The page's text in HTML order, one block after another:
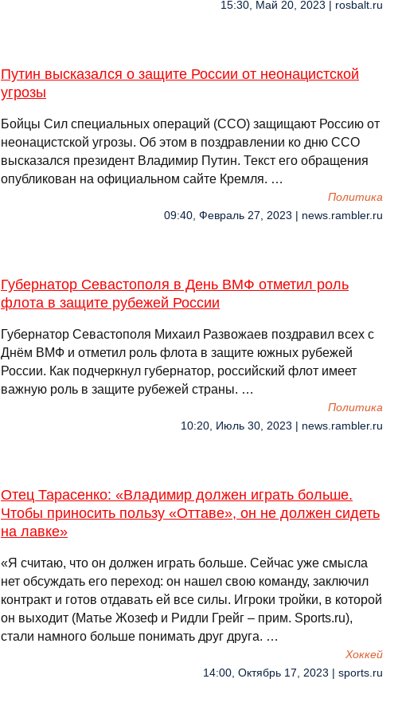
15:30, Май 20, 2023 | rosbalt.ru
Путин высказался о защите России от неонацистской
угрозы
Бойцы Сил специальных операций (ССО) защищают Россию от
неонацистской угрозы. Об этом в поздравлении ко дню ССО
высказался президент Владимир Путин. Текст его обращения
опубликован на официальном сайте Кремля. …
Политика
09:40, Февраль 27, 2023 | news.rambler.ru
Губернатор Севастополя в День ВМФ отметил роль
флота в защите рубежей России
Губернатор Севастополя Михаил Развожаев поздравил всех с
Днём ВМФ и отметил роль флота в защите южных рубежей
России. Как подчеркнул губернатор, российский флот имеет
важную роль в защите рубежей страны. …
Политика
10:20, Июль 30, 2023 | news.rambler.ru
Отец Тарасенко: «Владимир должен играть больше.
Чтобы приносить пользу «Оттаве», он не должен сидеть
на лавке»
«Я считаю, что он должен играть больше. Сейчас уже смысла
нет обсуждать его переход: он нашел свою команду, заключил
контракт и готов отдавать ей все силы. Игроки тройки, в которой
он выходит (Матье Жозеф и Ридли Грейг – прим. Sports.ru),
стали намного больше понимать друг друга. …
Хоккей
14:00, Октябрь 17, 2023 | sports.ru